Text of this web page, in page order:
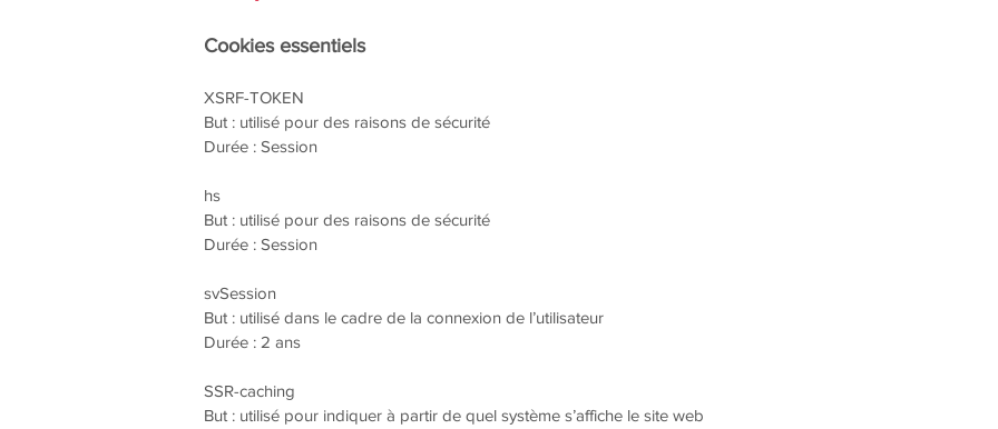
Cookies essentiels
XSRF-TOKEN
But : utilisé pour des raisons de sécurité
Durée : Session
hs
But : utilisé pour des raisons de sécurité
Durée : Session
svSession
But : utilisé dans le cadre de la connexion de l’utilisateur
Durée : 2 ans
SSR-caching
But : utilisé pour indiquer à partir de quel système s’affiche le site web